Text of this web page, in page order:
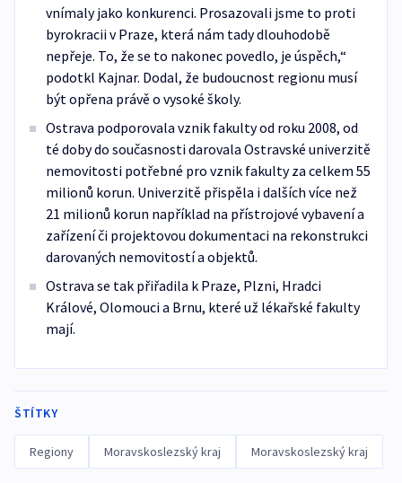
vnímaly jako konkurenci. Prosazovali jsme to proti
byrokracii v Praze, která nám tady dlouhodobě
nepřeje. To, že se to nakonec povedlo, je úspěch,“
podotkl Kajnar. Dodal, že budoucnost regionu musí
být opřena právě o vysoké školy.
Ostrava podporovala vznik fakulty od roku 2008, od
té doby do současnosti darovala Ostravské univerzitě
nemovitosti potřebné pro vznik fakulty za celkem 55
milionů korun. Univerzitě přispěla i dalších více než
21 milionů korun například na přístrojové vybavení a
zařízení či projektovou dokumentaci na rekonstrukci
darovaných nemovitostí a objektů.
Ostrava se tak přiřadila k Praze, Plzni, Hradci
Králové, Olomouci a Brnu, které už lékařské fakulty
mají.
ŠTÍTKY
Regiony Moravskoslezský kraj Moravskoslezský kraj